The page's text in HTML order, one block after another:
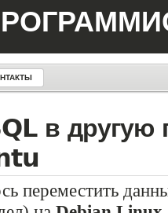
в другую
переместить